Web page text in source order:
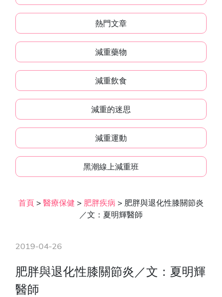
熱門文章
減重藥物
減重飲食
減重的迷思
減重運動
黑潮線上減重班
首頁 > 醫療保健 > 肥胖疾病 > 肥胖與退化性膝關節炎
／文：夏明輝醫師
2019-04-26
肥胖與退化性膝關節炎／文：夏明輝
醫師